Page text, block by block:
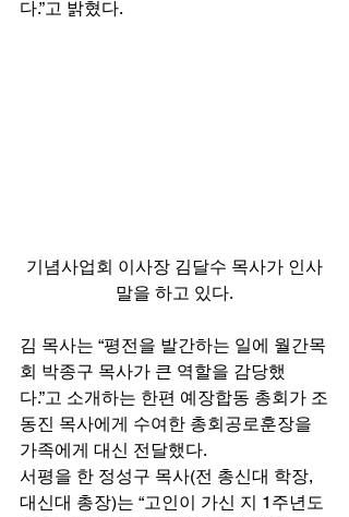
다.”고 밝혔다.
기념사업회 이사장 김달수 목사가 인사
말을 하고 있다.
김 목사는 “평전을 발간하는 일에 월간목
회 박종구 목사가 큰 역할을 감당했
다.”고 소개하는 한편 예장합동 총회가 조
동진 목사에게 수여한 총회공로훈장을
가족에게 대신 전달했다.
서평을 한 정성구 목사(전 총신대 학장,
대신대 총장)는 “고인이 가신 지 1주년도